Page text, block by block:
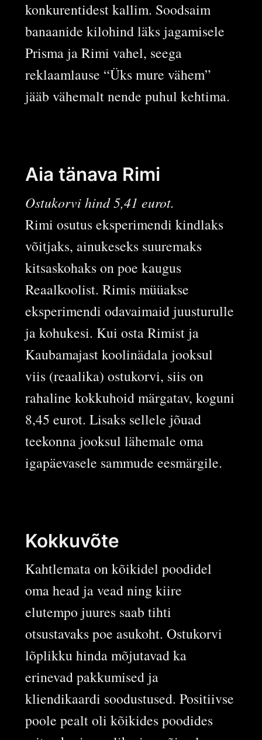
konkurentidest kallim. Soodsaim
banaanide kilohind läks jagamisele
Prisma ja Rimi vahel, seega
reklaamlause “Üks mure vähem”
jääb vähemalt nende puhul kehtima.
Aia tänava Rimi
Ostukorvi hind 5,41 eurot.
Rimi osutus eksperimendi kindlaks
võitjaks, ainukeseks suuremaks
kitsaskohaks on poe kaugus
Reaalkoolist. Rimis müüakse
eksperimendi odavaimaid juusturulle
ja kohukesi. Kui osta Rimist ja
Kaubamajast koolinädala jooksul
viis (reaalika) ostukorvi, siis on
rahaline kokkuhoid märgatav, koguni
8,45 eurot. Lisaks sellele jõuad
teekonna jooksul lähemale oma
igapäevasele sammude eesmärgile.
Kokkuvõte
Kahtlemata on kõikidel poodidel
oma head ja vead ning kiire
elutempo juures saab tihti
otsustavaks poe asukoht. Ostukorvi
lõplikku hinda mõjutavad ka
erinevad pakkumised ja
kliendikaardi soodustused. Positiivse
poole pealt oli kõikides poodides